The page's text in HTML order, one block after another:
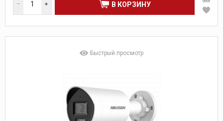
В КОРЗИНУ
Быстрый просмотр